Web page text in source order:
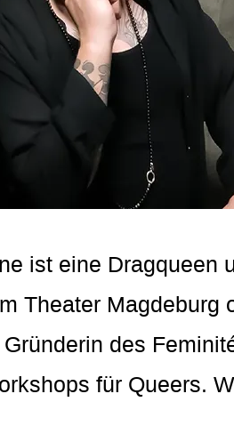
ist eine Dragqueen
Theater
des
für Queers.